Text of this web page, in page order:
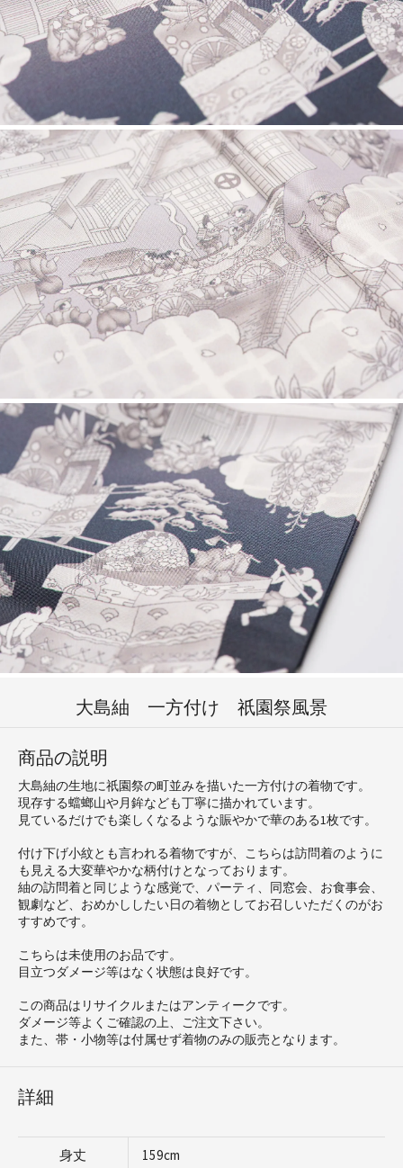
大島紬 一方付け 祇園祭風景
商品の説明
大島紬の生地に祇園祭の町並みを描いた一方付けの着物です。
現存する蟷螂山や月鉾なども丁寧に描かれています。
見ているだけでも楽しくなるような賑やかで華のある1枚です。
付け下げ小紋とも言われる着物ですが、こちらは訪問着のように
も見える大変華やかな柄付けとなっております。
紬の訪問着と同じような感覚で、パーティ、同窓会、お食事会、
観劇など、おめかししたい日の着物としてお召しいただくのがお
すすめです。
こちらは未使用のお品です。
目立つダメージ等はなく状態は良好です。
この商品はリサイクルまたはアンティークです。
ダメージ等よくご確認の上、ご注文下さい。
また、帯・小物等は付属せず着物のみの販売となります。
詳細
身丈 159cm